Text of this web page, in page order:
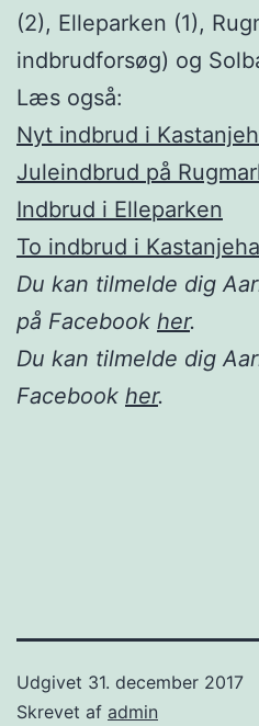
(2), Elleparken (1),
indbrudforsøg) og
Læs også:
Nyt indbrud i
Juleindbrud på
Indbrud i Elleparken
To indbrud i
Du kan tilmelde dig
på Facebook her.
Du kan tilmelde dig
Facebook her.
Udgivet 31. december 2017
Skrevet af admin